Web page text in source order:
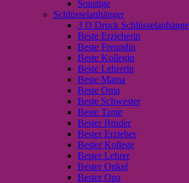
Sonstige
Schlüsselanhänger
3 D Druck
Beste Erzieherin
Beste Freundin
Beste Kollegin
Beste Lehrerin
Beste Mama
Beste Oma
Beste Schwester
Beste Tante
Bester Bruder
Bester Erzieher
Bester Kollege
Bester Lehrer
Bester Onkel
Bester Opa